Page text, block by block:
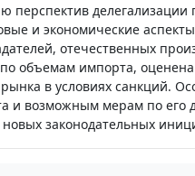
перспектив делегализации
и экономические
отечественных
объемам импорта,
в условиях санкций.
и возможным мерам по
законодательных